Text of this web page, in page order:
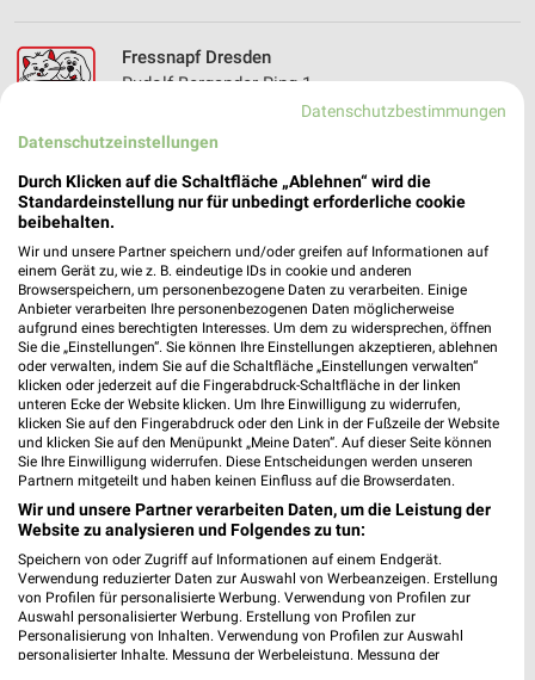
Fressnapf Dresden
Rudolf-Bergander-Ring 1
Heute 09:00 - 20:00 Uhr |
168,65 km • Angebote: 1 Prospekt
Fressnapf Hoyerswerda
Kamenzer Bogen 14
02977 Hoyerswerda
Heute 09:00 - 19:00 Uhr | Geöffnet
134,18 km • Angebote: 1 Prospekt
Fressnapf Dresden
Stephanienstraße 1
01307 Dresden
Heute 09:00 - 19:00 Uhr |
Geöffnet
165,57 km • Angebote: 1 Prospekt
Zoo Dresden
Datenschutzbestimmungen
Datenschutzeinstellungen
Durch Klicken auf die Schaltfläche „Ablehnen“ wird die
Standardeinstellung nur für unbedingt erforderliche cookie
beibehalten.
Wir und unsere Partner speichern und/oder greifen auf Informationen auf
einem Gerät zu, wie z. B. eindeutige IDs in cookie und anderen
Browserspeichern, um personenbezogene Daten zu verarbeiten. Einige
Anbieter verarbeiten Ihre personenbezogenen Daten möglicherweise
aufgrund eines berechtigten Interesses. Um dem zu widersprechen, öffnen
Sie die „Einstellungen“. Sie können Ihre Einstellungen akzeptieren, ablehnen
oder verwalten, indem Sie auf die Schaltfläche „Einstellungen verwalten“
klicken oder jederzeit auf die Fingerabdruck-Schaltfläche in der linken
unteren Ecke der Website klicken. Um Ihre Einwilligung zu widerrufen,
klicken Sie auf den Fingerabdruck oder den Link in der Fußzeile der Website
und klicken Sie auf den Menüpunkt „Meine Daten“. Auf dieser Seite können
Sie Ihre Einwilligung widerrufen. Diese Entscheidungen werden unseren
Partnern mitgeteilt und haben keinen Einfluss auf die Browserdaten.
Wir und unsere Partner verarbeiten Daten, um die Leistung der
Website zu analysieren und Folgendes zu tun:
Speichern von oder Zugriff auf Informationen auf einem Endgerät.
Verwendung reduzierter Daten zur Auswahl von Werbeanzeigen. Erstellung
von Profilen für personalisierte Werbung. Verwendung von Profilen zur
Auswahl personalisierter Werbung. Erstellung von Profilen zur
Personalisierung von Inhalten. Verwendung von Profilen zur Auswahl
personalisierter Inhalte. Messung der Werbeleistung. Messung der